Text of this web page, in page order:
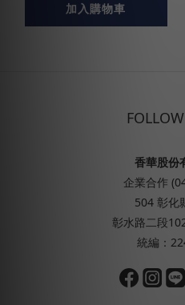
加入購物車
香華股份
企業合作
504 彰化
彰水路二段
統編：